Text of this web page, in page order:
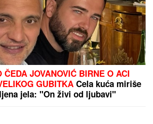
HAOS U ELITI 9, SAD POSTAJE